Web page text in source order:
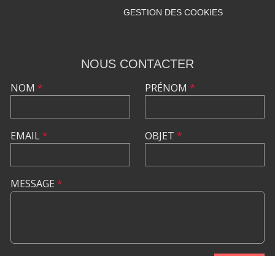
GESTION DES COOKIES
NOUS CONTACTER
NOM *
EMAIL*
PRÉNOM *
OBJET *
MESSAGE *